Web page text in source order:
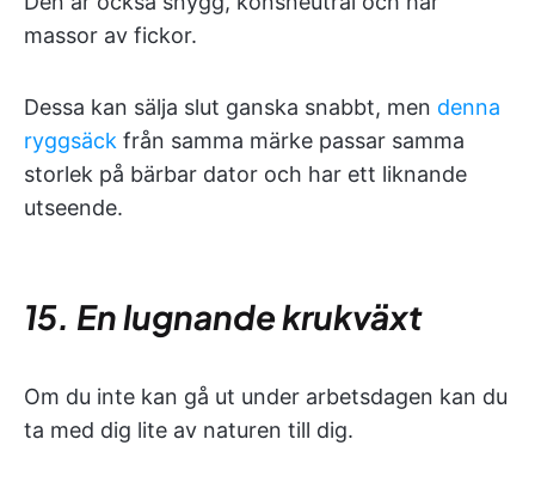
massor av fickor.
Dessa kan sälja slut ganska snabbt, men denna
ryggsäck från samma märke passar samma
storlek på bärbar dator och har ett liknande
utseende.
15. En lugnande krukväxt
Om du inte kan gå ut under arbetsdagen kan du
ta med dig lite av naturen till dig.